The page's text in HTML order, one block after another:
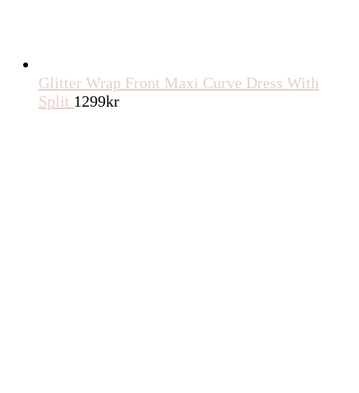
Glitter Wrap Front Maxi Curve Dress With
Split 1299kr